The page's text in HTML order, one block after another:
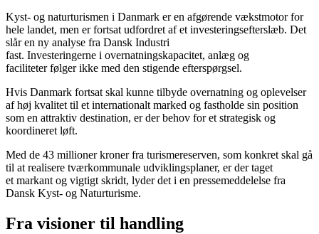
Kyst- og naturturismen i Danmark er en afgørende vækstmotor for
hele landet, men er fortsat udfordret af et investeringsefterslæb. Det
slår en ny analyse fra Dansk Industri
fast. Investeringerne i overnatningskapacitet, anlæg og
faciliteter følger ikke med den stigende efterspørgsel.
Hvis Danmark fortsat skal kunne tilbyde overnatning og oplevelser
af høj kvalitet til et internationalt marked og fastholde sin position
som en attraktiv destination, er der behov for et strategisk og
koordineret løft.
Med de 43 millioner kroner fra turismereserven, som konkret skal gå
til at realisere tværkommunale udviklingsplaner, er der taget
et markant og vigtigt skridt, lyder det i en pressemeddelelse fra
Dansk Kyst- og Naturturisme.
Fra visioner til handling